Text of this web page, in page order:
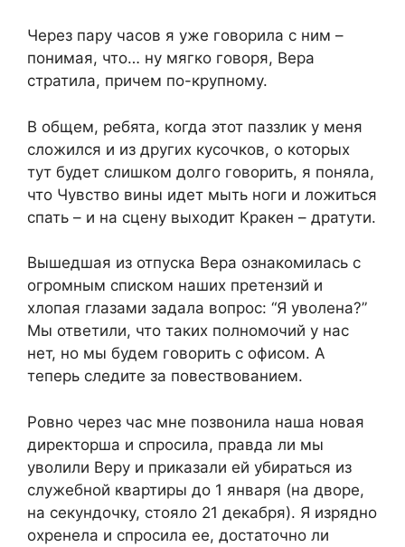
Через пару часов я уже говорила с ним –
понимая, что… ну мягко говоря, Вера
стратила, причем по-крупному.
В общем, ребята, когда этот паззлик у меня
сложился и из других кусочков, о которых
тут будет слишком долго говорить, я поняла,
что Чувство вины идет мыть ноги и ложиться
спать – и на сцену выходит Кракен – дратути.
Вышедшая из отпуска Вера ознакомилась с
огромным списком наших претензий и
хлопая глазами задала вопрос: “Я уволена?”
Мы ответили, что таких полномочий у нас
нет, но мы будем говорить с офисом. А
теперь следите за повествованием.
Ровно через час мне позвонила наша новая
директорша и спросила, правда ли мы
уволили Веру и приказали ей убираться из
служебной квартиры до 1 января (на дворе,
на секундочку, стояло 21 декабря). Я изрядно
охренела и спросила ее, достаточно ли